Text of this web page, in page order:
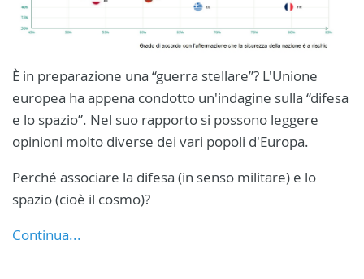
È in preparazione una “guerra stellare”? L'Unione
europea ha appena condotto un'indagine sulla “difesa
e lo spazio”. Nel suo rapporto si possono leggere
opinioni molto diverse dei vari popoli d'Europa.
Perché associare la difesa (in senso militare) e lo
spazio (cioè il cosmo)?
Continua...